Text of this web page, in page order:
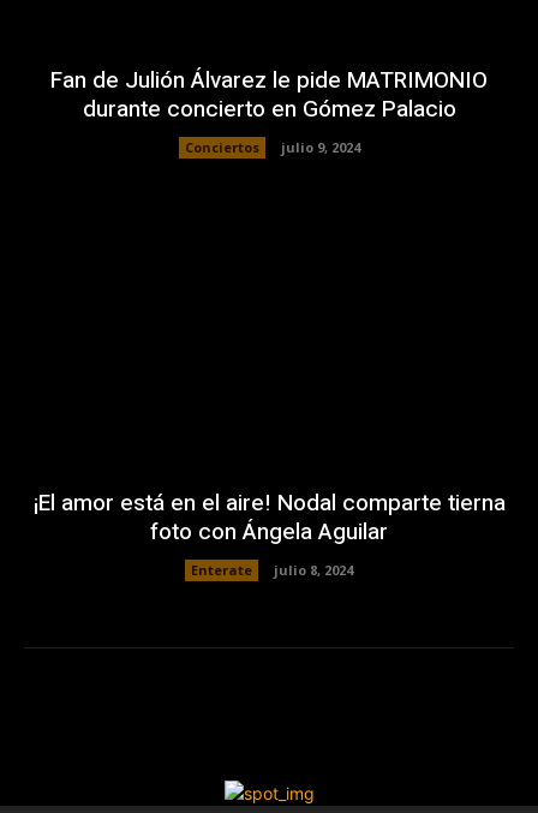
Fan de Julión Álvarez le pide MATRIMONIO
durante concierto en Gómez Palacio
Conciertos julio 9, 2024
¡El amor está en el aire! Nodal comparte tierna
foto con Ángela Aguilar
Enterate julio 8, 2024